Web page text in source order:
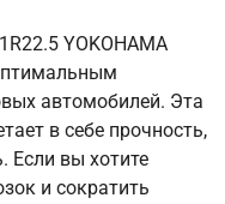
YOKOHAMA
автомобилей. Эта
в себе прочность,
Если вы хотите
и сократить